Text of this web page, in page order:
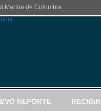
Marina de Colombia
REPORTE